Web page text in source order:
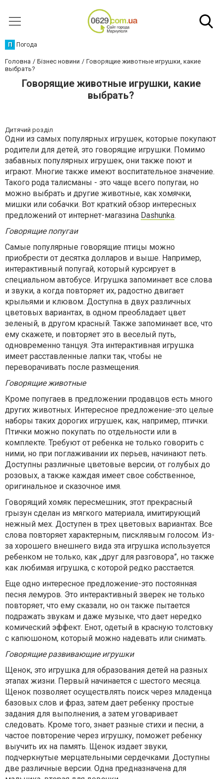
П Погода
Головна Бізнес новини
Говорящие животные игрушки, какие
выбрать?
Говорящие животные игрушки, какие
выбрать?
Дитячий розділ
Одни из самых популярных игрушек, которые покупают
родители для детей, это говорящие игрушки. Помимо
забавных популярных игрушек, они также поют и
играют. Многие также имеют воспитательное значение.
Такого рода талисманы - это чаще всего попугаи, но
можно выбрать и другие животные, как хомячки,
мишки или собачки. Вот краткий обзор интересных
предложений от интернет-магазина Dashunka.
Говорящие попугаи
Самые популярные говорящие птицы можно
приобрести от десятка долларов и выше. Например,
интерактивный попугай, который курсирует в
специальном автобусе. Игрушка запоминает все слова
и звуки, а когда повторяет их, радостно двигает
крыльями и клювом. Доступна в двух различных
цветовых вариантах, в одном преобладает цвет
зеленый, в другом красный. Также запоминает все, что
ему скажете, и повторяет это в веселый путь,
одновременно танцуя. Эта интерактивная игрушка
имеет расставленные лапки так, чтобы не
переворачивать после размещения.
Говорящие животные
Кроме попугаев в предложении продавцов есть много
других животных. Интересное предложение-это целые
наборы таких дорогих игрушек, как, например, птички.
Птички можно покупать по отдельности или в
комплекте. Требуют от ребенка не только говорить с
ними, но при поглаживании их перьев, начинают петь.
Доступны различные цветовые версии, от голубых до
розовых, а также каждая имеет свое собственное,
оригинальное и сказочное имя.
Говорящий хомяк пересмешник, этот прекрасный
грызун сделан из мягкого материала, имитирующий
нежный мех. Доступен в трех цветовых вариантах. Все
слова повторяет характерным, писклявым голосом. Из-
за хорошего внешнего вида эта игрушка используется
ребенком не только, как „друг для разговора”, но также
как любимая игрушка, с которой редко расстается.
Еще одно интересное предложение-это постоянная
песня лемуров. Это интерактивный зверек не только
повторяет, что ему сказали, но он также пытается
подражать звукам и даже музыке, что дает нередко
комический эффект. Енот, одетый в красную толстовку
с капюшоном, который можно надевать или снимать.
Говорящие развивающие игрушки
Щенок, это игрушка для образования детей на разных
этапах жизни. Первый начинается с шестого месяца.
Щенок позволяет осуществлять поиск через младенца
базовых слов и фраз, затем дает ребенку простые
задания для выполнения, а затем уговаривает
следовать. Кроме того, знает разные стихи и песни, а
частое повторение через игрушку, поможет ребенку
выучить их на память. Щенок издает звуки,
подчеркнутые мерцательными сердечками. Доступны
две различные версии. Одна предназначена для